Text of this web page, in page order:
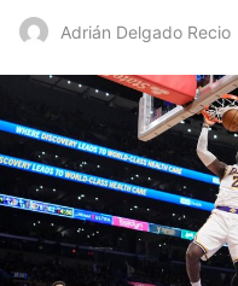
Adrián Delgado Recio